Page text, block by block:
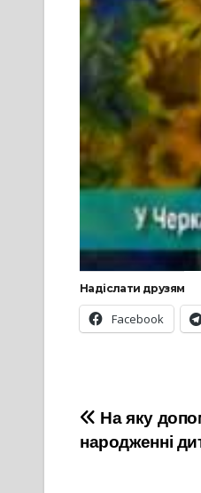
Надіслати друзям
Facebook
записів
На яку
народженні